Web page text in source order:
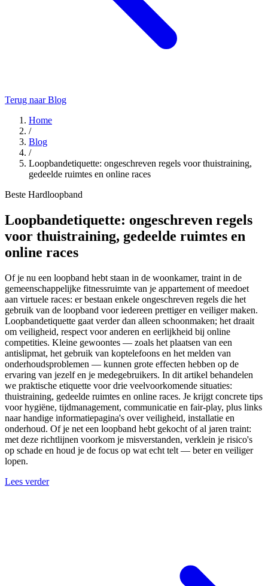
Terug naar Blog
Home
/
Blog
/
Loopbandetiquette: ongeschreven regels voor thuistraining,
gedeelde ruimtes en online races
Beste Hardloopband
Loopbandetiquette: ongeschreven regels
voor thuistraining, gedeelde ruimtes en
online races
Of je nu een loopband hebt staan in de woonkamer, traint in de
gemeenschappelijke fitnessruimte van je appartement of meedoet
aan virtuele races: er bestaan enkele ongeschreven regels die het
gebruik van de loopband voor iedereen prettiger en veiliger maken.
Loopbandetiquette gaat verder dan alleen schoonmaken; het draait
om veiligheid, respect voor anderen en eerlijkheid bij online
competities. Kleine gewoontes — zoals het plaatsen van een
antislipmat, het gebruik van koptelefoons en het melden van
onderhoudsproblemen — kunnen grote effecten hebben op de
ervaring van jezelf en je medegebruikers. In dit artikel behandelen
we praktische etiquette voor drie veelvoorkomende situaties:
thuistraining, gedeelde ruimtes en online races. Je krijgt concrete tips
voor hygiëne, tijdmanagement, communicatie en fair-play, plus links
naar handige informatiepagina's over veiligheid, installatie en
onderhoud. Of je net een loopband hebt gekocht of al jaren traint:
met deze richtlijnen voorkom je misverstanden, verklein je risico's
op schade en houd je de focus op wat echt telt — beter en veiliger
lopen.
Lees verder